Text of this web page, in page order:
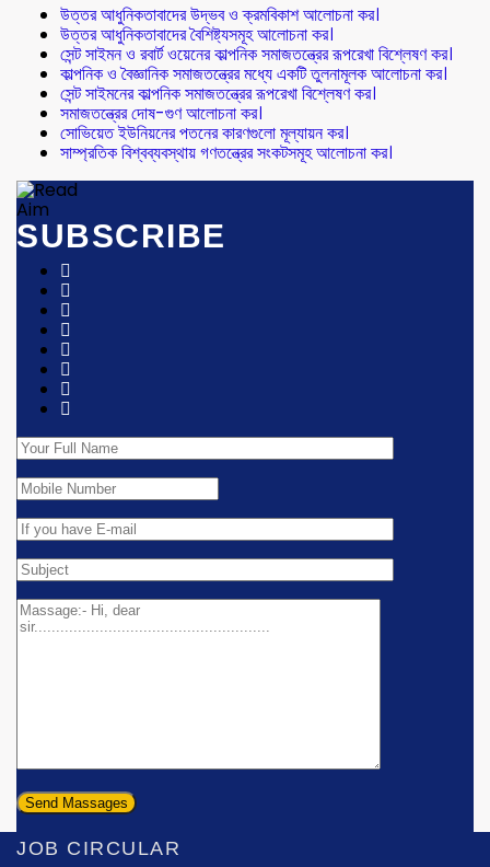
উত্তর আধুনিকতাবাদের উদ্ভব ও ক্রমবিকাশ আলোচনা কর।
উত্তর আধুনিকতাবাদের বৈশিষ্ট্যসমূহ আলোচনা কর।
সেন্ট সাইমন ও রবার্ট ওয়েনের কাল্পনিক সমাজতন্ত্রের রূপরেখা বিশ্লেষণ কর।
কাল্পনিক ও বৈজ্ঞানিক সমাজতন্ত্রের মধ্যে একটি তুলনামূলক আলোচনা কর।
সেন্ট সাইমনের কাল্পনিক সমাজতন্ত্রের রূপরেখা বিশ্লেষণ কর।
সমাজতন্ত্রের দোষ-গুণ আলোচনা কর।
সোভিয়েত ইউনিয়নের পতনের কারণগুলো মূল্যায়ন কর।
সাম্প্রতিক বিশ্বব্যবস্থায় গণতন্ত্রের সংকটসমূহ আলোচনা কর।
SUBSCRIBE
JOB CIRCULAR